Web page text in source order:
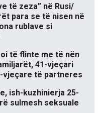
të zeza” në Rusi/
para se të nisen në
rublave si
të flinte me të nën
41-vjeçari
vjeçare të partneres
ish-kuzhinierja 25-
sulmesh seksuale